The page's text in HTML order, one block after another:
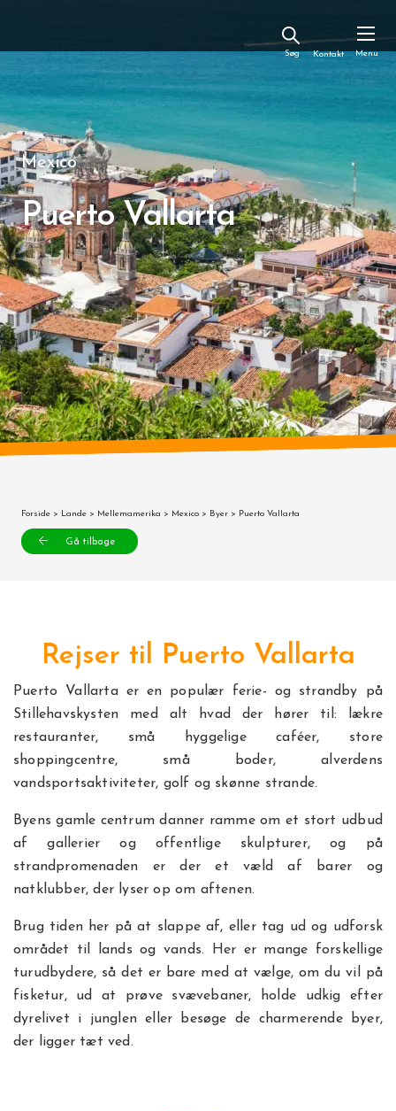
Kontakt
Mexico
Puerto Vallarta
Forside > Lande > Mellemamerika > Mexico > Byer > Puerto Vallarta
Gå tilbage
Rejser til Puerto Vallarta
Puerto Vallarta er en populær ferie- og strandby på
Stillehavskysten med alt hvad der hører til: lækre
restauranter, små hyggelige caféer, store
shoppingcentre, små boder, alverdens
vandsportsaktiviteter, golf og skønne strande.
Byens gamle centrum danner ramme om et stort udbud
af gallerier og offentlige skulpturer, og på
strandpromenaden er der et væld af barer og
natklubber, der lyser op om aftenen.
Brug tiden her på at slappe af, eller tag ud og udforsk
området til lands og vands. Her er mange forskellige
turudbydere, så det er bare med at vælge, om du vil på
fisketur, ud at prøve svævebaner, holde udkig efter
dyrelivet i junglen eller besøge de charmerende byer,
der ligger tæt ved.